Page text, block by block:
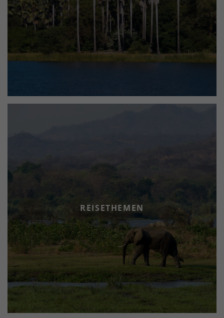
REISETHEMEN